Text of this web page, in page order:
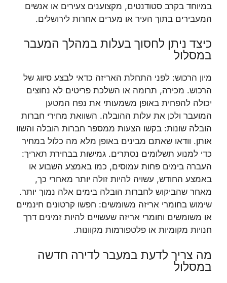
במיוחד בקרב סטודנטים, מקצוענים צעירים או אנשים
המעבירים בתוך העיר או מערים אחרות לירושלים.
כיצד ניתן לחסוך בעלות במהלך המעבר
במסלול
מיון הרכוש: לפני התחלת האריזה כדאי לבצע סיווג של
הרכוש. מכירה, תרומה או השלכת פריטים לא נחוצים
יכולה להפחית באופן משמעותי את נפח המטען
המועבר ולכן את עלות ההובלה. השוואת מחירי חברות
הובלה שונות: בקשו הצעות ממספר חברות הובלה והשוו
אותן. וודאו שאתם מבינים באופן מלא מה כלול במחיר
כדי למנוע תשלומים נסתרים. גמישות בבחירת תאריך:
העברה בימים פחות עמוסים, כמו באמצע השבוע או
באמצע החודש, עשויה להיות זולה יותר מאחרי כך,
מאחר שהביקוש לחברות הובלה בימים אלה נמוך יותר.
שימוש בחומרי אריזה משומשים: חפשו קרטונים חינמיים
או משומשים וחומרי אריזה שעשויים להיות זמינים דרך
חנויות מקומיות או פלטפורמות מקוונות.
מה צריך לדעת במעבר לדירה חדשה
במסלול